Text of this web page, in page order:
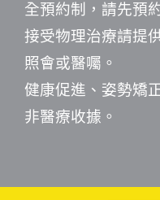
全預約制，請先預
接受物理治療請提
照會或醫囑。
健康促進、姿勢矯
非醫療收據。